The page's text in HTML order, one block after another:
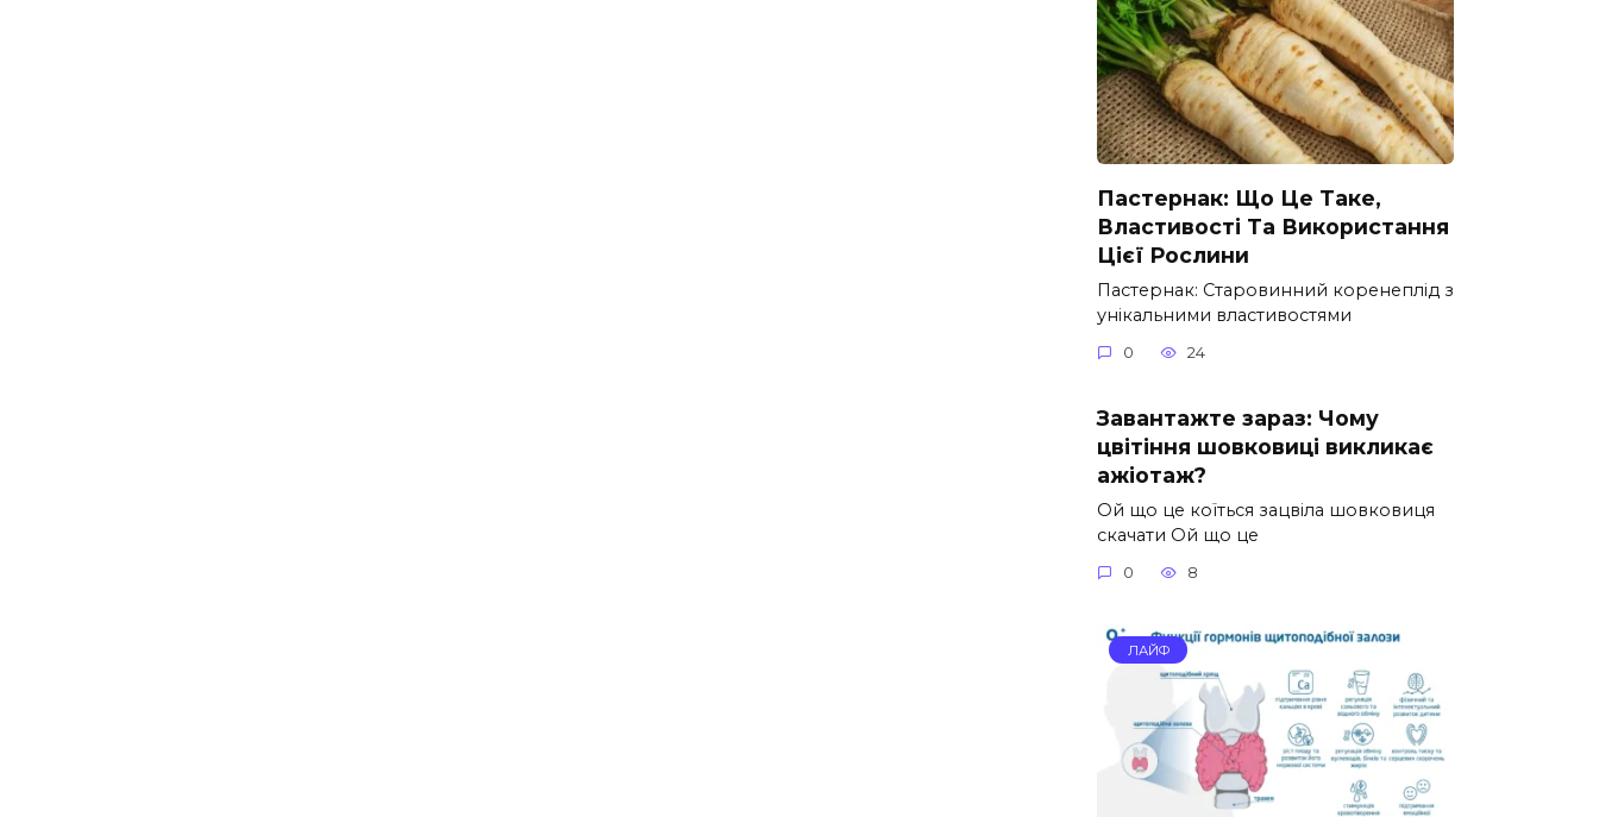
Пастернак: Що Це Таке,
Властивості Та Використання
Цієї Рослини
Пастернак: Старовинний коренеплід з
унікальними властивостями
0 24
Завантажте зараз: Чому
цвітіння шовковиці викликає
ажіотаж?
Ой що це коїться зацвіла шовковиця
скачати Ой що це
0 8
ЛАЙФ